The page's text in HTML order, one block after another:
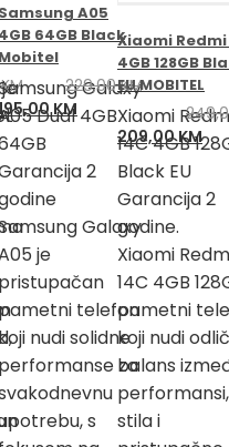
KM
KM.
Samsung A05
4GB 64GB Black
Mobitel
229,00KM
bila
KM.
KM Trenutna
cijena
195,00 KM.
Galaxy
Dual 4GB
2
Galaxy
je
telefon
nudi solidne
performanse za
s
Xiaomi Redmi
4GB 128GB
EU MOBITEL
Izvorna
bila
je:
249,00 KM.
209,00KM
Xiaomi
14C 4GB
Black EU
Garancija 2
godine.
Xiaomi
14C 4GB
pametni
koji nudi
balans
performansi,
stila i